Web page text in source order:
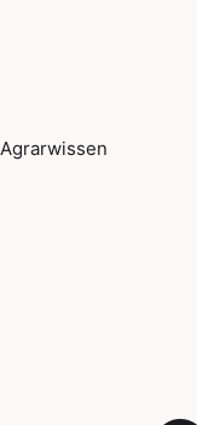
Agrarwissen